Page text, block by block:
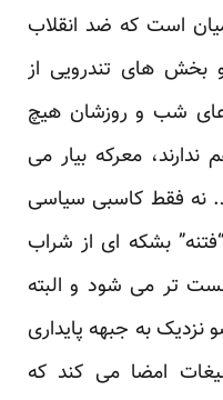
است که ضد انقلاب
بخش های تندرویی از
شب و روزشان هیچ
معرکه بیار می
نه فقط کاسبی سیاسی
بشکه ای از شراب
تر می شود و البته
نزدیک به جبهه پایداری
امضا می کند که